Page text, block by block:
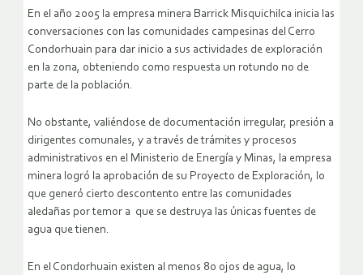
En el año 2005 la empresa minera Barrick Misquichilca inicia las
conversaciones con las comunidades campesinas del Cerro
Condorhuain para dar inicio a sus actividades de exploración
en la zona, obteniendo como respuesta un rotundo no de
parte de la población.
No obstante, valiéndose de documentación irregular, presión a
dirigentes comunales, y a través de trámites y procesos
administrativos en el Ministerio de Energía y Minas, la empresa
minera logró la aprobación de su Proyecto de Exploración, lo
que generó cierto descontento entre las comunidades
aledañas por temor a que se destruya las únicas fuentes de
agua que tienen.
En el Condorhuain existen al menos 80 ojos de agua, lo